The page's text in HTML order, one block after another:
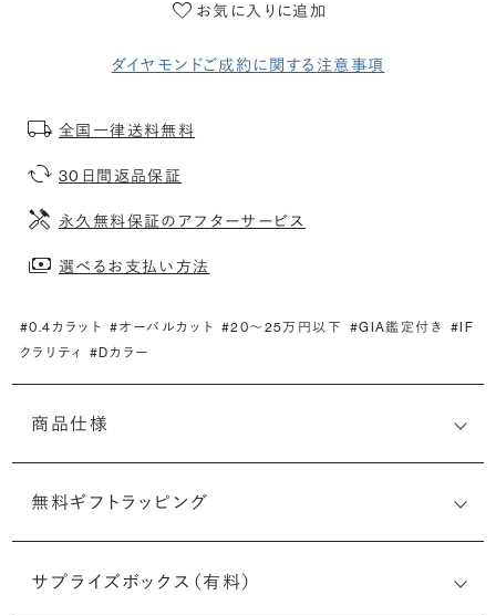
お気に入りに追加
ダイヤモンドご成約に関する注意事項
全国一律送料無料
30日間返品保証
永久無料保証のアフターサービス
選べるお支払い方法
#0.4カラット #オーバルカット #20〜25万円以下 #GIA鑑定付き #IF
クラリティ #Dカラー
商品仕様
無料ギフトラッピング
サプライズボックス（有料）